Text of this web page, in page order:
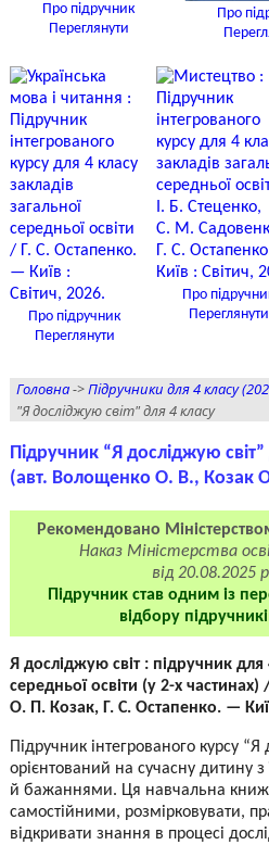
Про підручник
Переглянути
Про
Про підручник
Переглянути
Про
Переглянути
Головна->Підручники для 4 класу
"Я досліджую світ" для 4 класу
Підручник “Я досліджую
(авт. Волощенко О. В., Козак
Рекомендовано
Наказ Міністерства
від 20.08.2025
Підручник став одним із
відбору
Я досліджую світ : підручник для
середньої освіти (у 2-х
О. П. Козак, Г. С. Остапенко. —
Підручник інтегрованого курсу “Я
орієнтований на сучасну дитину
й бажаннями. Ця навчальна
самостійними, розмірковувати,
відкривати знання в процесі